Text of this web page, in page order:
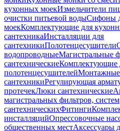
кухонных моекИзмельчители
очистки питьевой водыСифоны
моекКомплектующие для
сантехникаИнсталляции для
сантехникиПолотенцесушители
водопроводныеМагистральные
сантехническиеКомплектующие
полотенцесушителейМонтажные
сантехникиРегулирующая
протечекЛюки сантехнические
магистральных фильтров, систем
сантехническихФитинги
инсталляцийОпрессовочные
общественных местАксессуары